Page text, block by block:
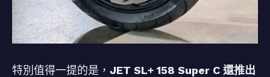
特別值得一提的是， JET SL+ 158 Super C 還推出